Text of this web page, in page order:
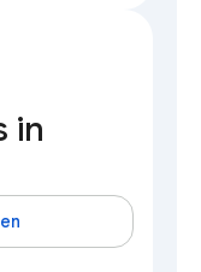
in